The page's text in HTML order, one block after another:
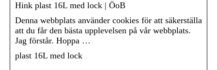
Hink plast 16L med lock | ÖoB
Denna webbplats använder cookies för att säkerställa
att du får den bästa upplevelsen på vår webbplats.
Jag förstår. Hoppa …
plast 16L med lock